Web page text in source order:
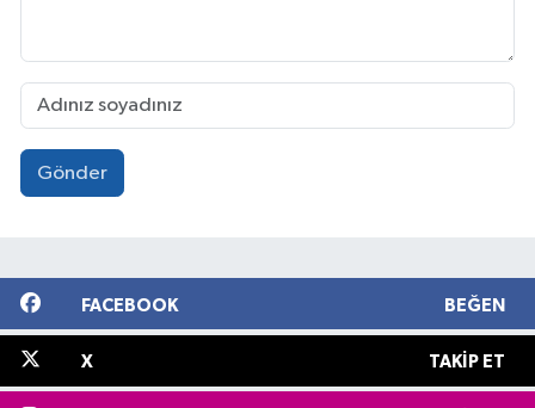
Gönder
FACEBOOK BEĞEN
X TAKIP ET